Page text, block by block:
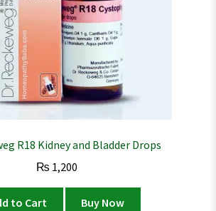
R18 Kidney and Bladder Drops
₨ 1,200
to Cart Buy Now